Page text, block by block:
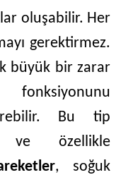
oluşabilir. Her
gerektirmez.
büyük bir zarar
Bu tip
ve özellikle
, soğuk